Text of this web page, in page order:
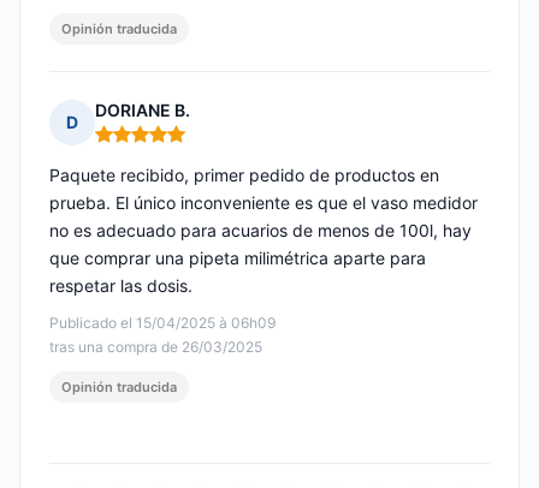
Opinión traducida
D
DORIANE B.
Nota: 5 de 5
Publicado el 15/04/2025 à 06h09
tras una compra de 26/03/2025
Paquete recibido, primer pedido de productos en
prueba. El único inconveniente es que el vaso medidor
no es adecuado para acuarios de menos de 100l, hay
que comprar una pipeta milimétrica aparte para
respetar las dosis.
Opinión traducida